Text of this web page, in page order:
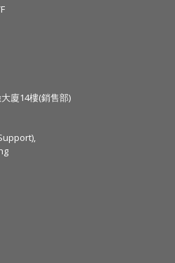
廈14樓(銷售部)